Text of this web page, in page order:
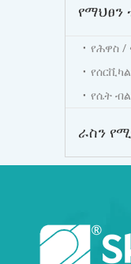
የማህፀን
የሕዋስ
የሴት